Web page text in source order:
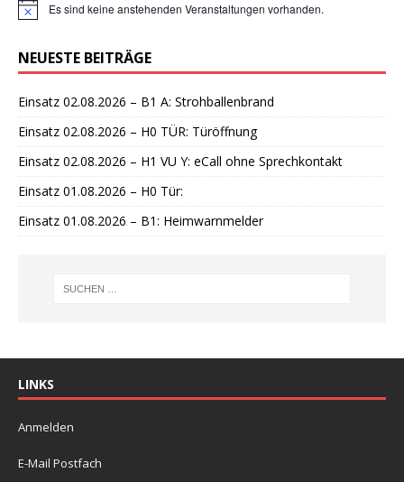
H
w
e
s
Es sind keine anstehenden Veranstaltungen vorhanden.
NEUESTE BEITRÄGE
Einsatz 02.08.2026 – B1 A: Strohballenbrand
Einsatz 02.08.2026 – H0 TÜR: Türöffnung
Einsatz 02.08.2026 – H1 VU Y: eCall ohne Sprechkontakt
Einsatz 01.08.2026 – H0 Tür:
Einsatz 01.08.2026 – B1: Heimwarnmelder
LINKS
Anmelden
E-Mail Postfach